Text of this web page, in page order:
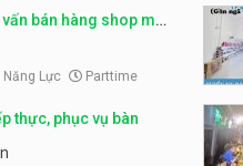
bán hàng shop mỹ
Năng Lực Parttime
thực, phục vụ bàn